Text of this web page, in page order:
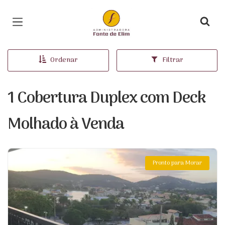
Página inicial
Ordenar Filtrar
1 Cobertura Duplex com Deck
Molhado à Venda
Pronto para Morar